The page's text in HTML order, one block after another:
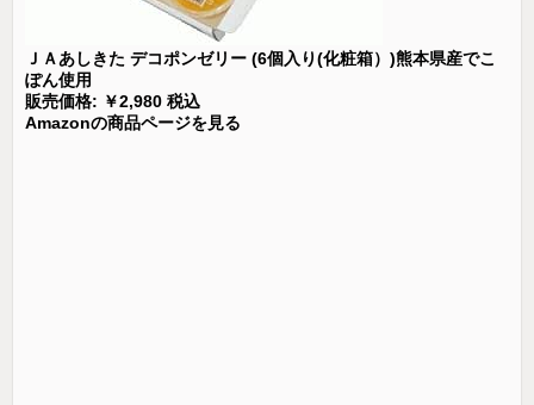
ＪＡあしきた デコポンゼリー (6個入り(化粧箱）)熊本県産でこ
ぽん使用
販売価格: ￥2,980 税込
Amazonの商品ページを見る